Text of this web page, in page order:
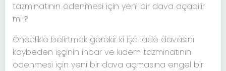
tazminatının ödenmesi için yeni bir dava açabilir
mi ?
Öncelikle belirtmek gerekir ki işe iade davasını
kaybeden işçinin ihbar ve kıdem tazminatının
ödenmesi için yeni bir dava açmasına engel bir